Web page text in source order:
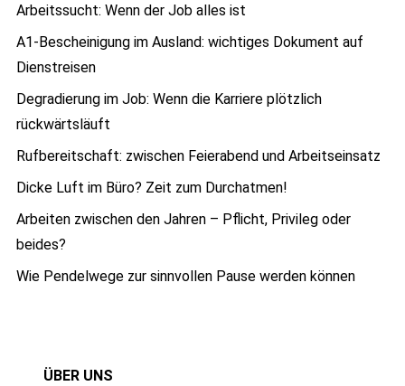
Arbeitssucht: Wenn der Job alles ist
A1-Bescheinigung im Ausland: wichtiges Dokument auf
Dienstreisen
Degradierung im Job: Wenn die Karriere plötzlich
rückwärtsläuft
Rufbereitschaft: zwischen Feierabend und Arbeitseinsatz
Dicke Luft im Büro? Zeit zum Durchatmen!
Arbeiten zwischen den Jahren – Pflicht, Privileg oder
beides?
Wie Pendelwege zur sinnvollen Pause werden können
ÜBER UNS